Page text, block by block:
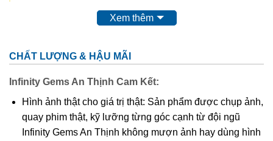
Xem thêm
CHẤT LƯỢNG & HẬU MÃI
Infinity Gems An Thịnh Cam Kết:
Hình ảnh thật cho giá trị thật: Sản phẩm được chụp ảnh,
quay phim thật, kỹ lưỡng từng góc cạnh từ đội ngũ
Infinity Gems An Thịnh không mượn ảnh hay dùng hình